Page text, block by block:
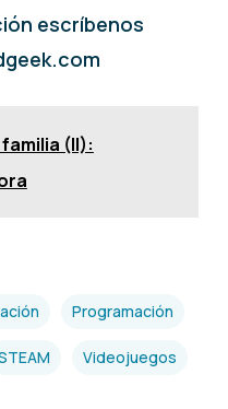
escríbenos
(II):
Programación
Videojuegos